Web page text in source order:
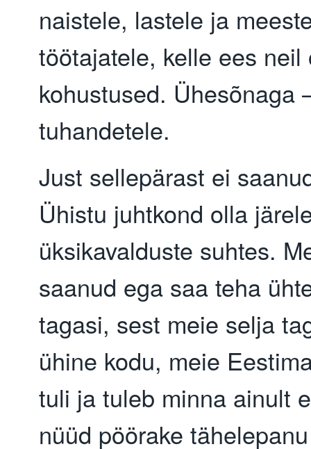
naistele, lastele ja
töötajatele, kelle ees neil
kohustused. Ühesõnaga
tuhandetele.
Just sellepärast ei
Ühistu juhtkond olla
üksikavalduste suhtes.
saanud ega saa teha
tagasi, sest meie selja
ühine kodu, meie
tuli ja tuleb minna ainult
nüüd pöörake